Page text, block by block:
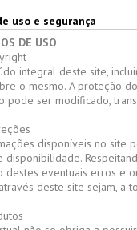
uso e segurança
DE USO
integral deste site,
o mesmo. A proteção
pode ser modificado,
disponíveis no site
disponibilidade.
destes eventuais erros e
deste site sejam, a